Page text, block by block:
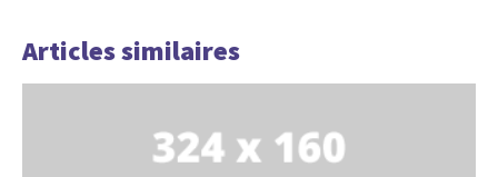
Articles similaires